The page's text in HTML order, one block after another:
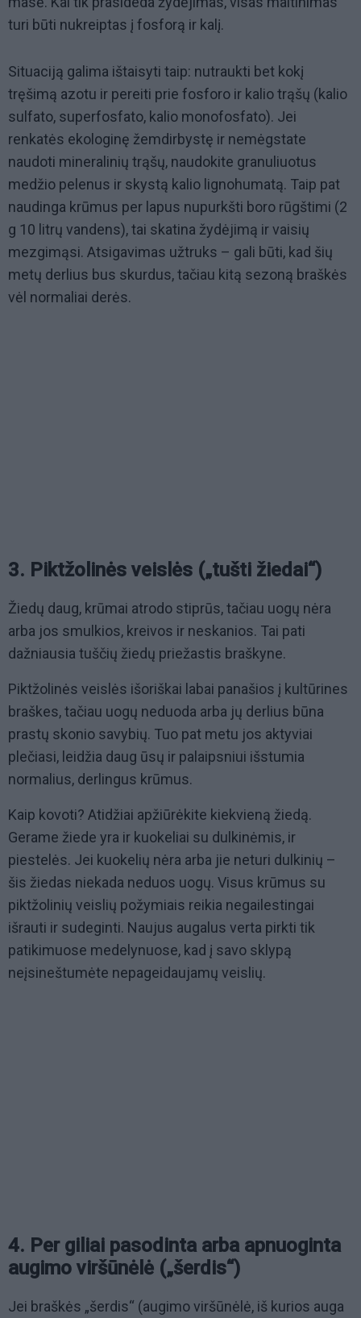
turi būti nukreiptas į fosforą ir kalį.
Situaciją galima ištaisyti taip: nutraukti bet kokį
tręšimą azotu ir pereiti prie fosforo ir kalio trąšų (kalio
sulfato, superfosfato, kalio monofosfato). Jei
renkatės ekologinę žemdirbystę ir nemėgstate
naudoti mineralinių trąšų, naudokite granuliuotus
medžio pelenus ir skystą kalio lignohumatą. Taip pat
naudinga krūmus per lapus nupurkšti boro rūgštimi (2
g 10 litrų vandens), tai skatina žydėjimą ir vaisių
mezgimąsi. Atsigavimas užtruks – gali būti, kad šių
metų derlius bus skurdus, tačiau kitą sezoną braškės
vėl normaliai derės.
3. Piktžolinės veislės („tušti žiedai“)
Žiedų daug, krūmai atrodo stiprūs, tačiau uogų nėra
arba jos smulkios, kreivos ir neskanios. Tai pati
dažniausia tuščių žiedų priežastis braškyne.
Piktžolinės veislės išoriškai labai panašios į kultūrines
braškes, tačiau uogų neduoda arba jų derlius būna
prastų skonio savybių. Tuo pat metu jos aktyviai
plečiasi, leidžia daug ūsų ir palaipsniui išstumia
normalius, derlingus krūmus.
Kaip kovoti? Atidžiai apžiūrėkite kiekvieną žiedą.
Gerame žiede yra ir kuokeliai su dulkinėmis, ir
piestelės. Jei kuokelių nėra arba jie neturi dulkinių –
šis žiedas niekada neduos uogų. Visus krūmus su
piktžolinių veislių požymiais reikia negailestingai
išrauti ir sudeginti. Naujus augalus verta pirkti tik
patikimuose medelynuose, kad į savo sklypą
neįsineštumėte nepageidaujamų veislių.
4. Per giliai pasodinta arba apnuoginta
augimo viršūnėlė („šerdis“)
Jei braškės „šerdis“ (augimo viršūnėlė, iš kurios auga